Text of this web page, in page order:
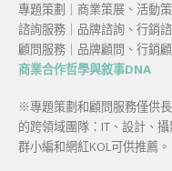
專題策劃｜商業策展、活動
諮詢服務｜品牌諮詢、行銷
顧問服務｜品牌顧問、行銷
商業合作哲學與敘事DNA
※專題策劃和顧問服務僅供
的跨領域團隊：IT、設計、
群小編和網紅KOL可供推薦。